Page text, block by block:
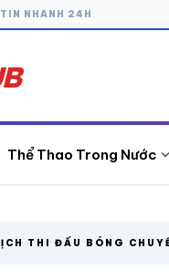
TIN NHANH 24H
Thể Thao Trong Nước expand_more
THI ĐẤU BÓNG